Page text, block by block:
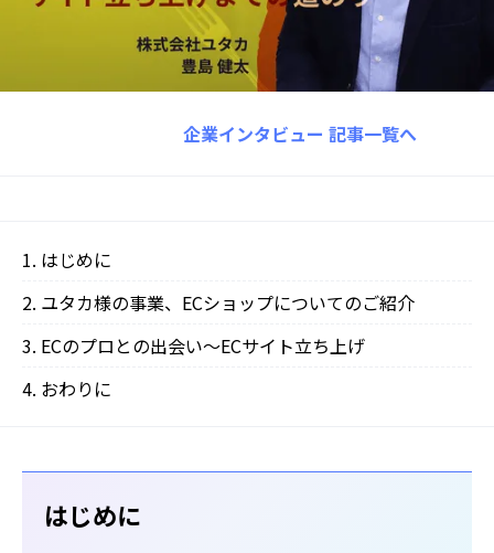
企業インタビュー 記事一覧へ
はじめに
ユタカ様の事業、ECショップについてのご紹介
ECのプロとの出会い〜ECサイト立ち上げ
‍おわりに
はじめに